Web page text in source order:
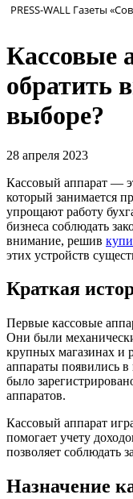
PRESS-WALL Газеты
Кассовые
обратить
выборе?
28 апреля 2023
Кассовый аппарат —
который занимается
упрощают работу
бизнеса соблюдать
внимание, решив
этих устройств
Краткая
Первые кассовые
Они были
крупных магазинах и
аппараты появились в
было
аппаратов.
Кассовый аппарат
помогает учету
позволяет соблюдать
Назначение